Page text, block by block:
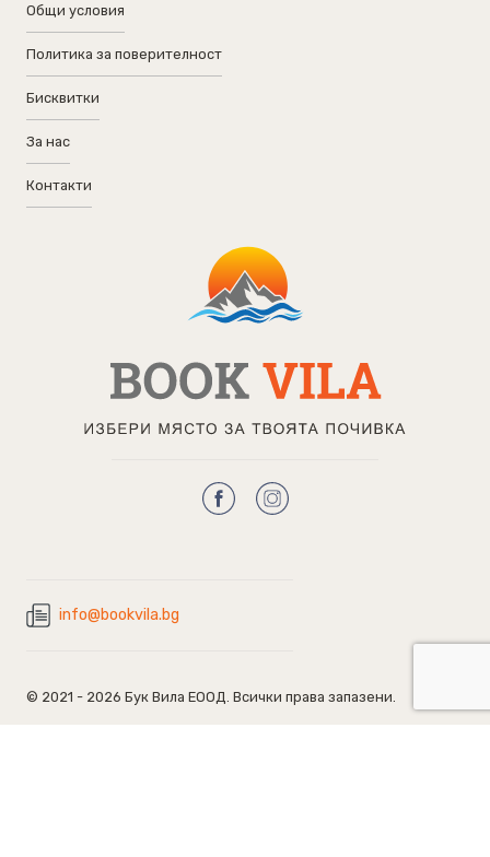
Общи условия
Политика за поверителност
Бисквитки
За нас
Контакти
info@bookvila.bg
© 2021 - 2026 Бук Вила ЕООД. Всички права запазени.